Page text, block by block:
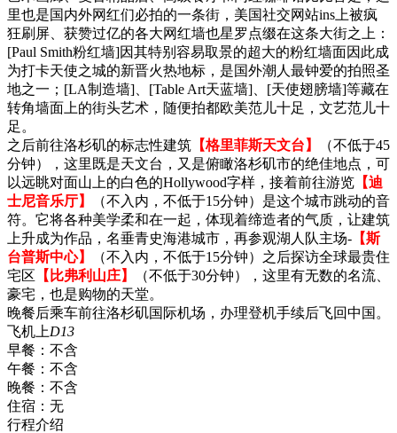
里也是国内外网红们必拍的一条街，美国社交网站ins上被疯
狂刷屏、获赞过亿的各大网红墙也星罗点缀在这条大街之上：
[Paul Smith粉红墙]因其特别容易取景的超大的粉红墙面因此成
为打卡天使之城的新晋火热地标，是国外潮人最钟爱的拍照圣
地之一；[LA制造墙]、[Table Art天蓝墙]、[天使翅膀墙]等藏在
转角墙面上的街头艺术，随便拍都欧美范儿十足，文艺范儿十
足。
之后前往洛杉矶的标志性建筑 【格里菲斯天文台】
（不低于45
分钟），这里既是天文台，又是俯瞰洛杉矶市的绝佳地点，可
以远眺对面山上的白色的Hollywood字样，接着前往游览 【迪
士尼音乐厅】
（不入内，不低于15分钟）是这个城市跳动的音
符。它将各种美学柔和在一起，体现着缔造者的气质，让建筑
上升成为作品，名垂青史海港城市，再参观湖人队主场- 【斯
台普斯中心】
（不入内，不低于15分钟）之后探访全球最贵住
宅区 【比弗利山庄】
（不低于30分钟），这里有无数的名流、
豪宅，也是购物的天堂。
晚餐后乘车前往洛杉矶国际机场，办理登机手续后飞回中国。
飞机上D13
早餐： 不含
午餐： 不含
晚餐： 不含
住宿： 无
行程介绍